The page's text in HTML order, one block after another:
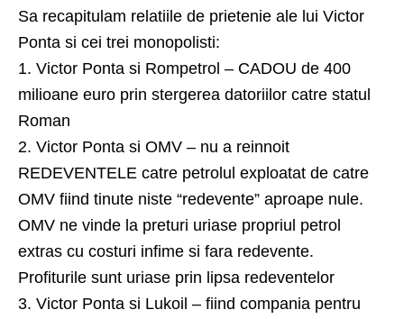
Sa recapitulam relatiile de prietenie ale lui Victor
Ponta si cei trei monopolisti:
1. Victor Ponta si Rompetrol – CADOU de 400
milioane euro prin stergerea datoriilor catre statul
Roman
2. Victor Ponta si OMV – nu a reinnoit
REDEVENTELE catre petrolul exploatat de catre
OMV fiind tinute niste “redevente” aproape nule.
OMV ne vinde la preturi uriase propriul petrol
extras cu costuri infime si fara redevente.
Profiturile sunt uriase prin lipsa redeventelor
3. Victor Ponta si Lukoil – fiind compania pentru